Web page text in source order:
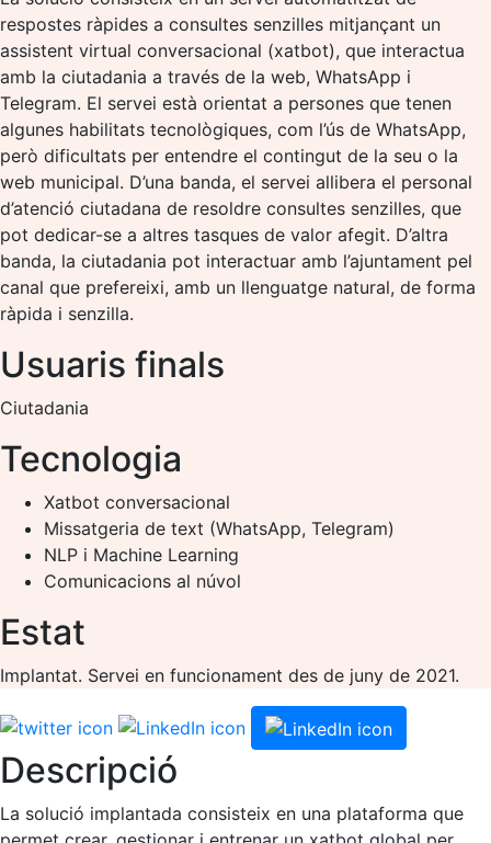
respostes ràpides a consultes senzilles mitjançant un
assistent virtual conversacional (xatbot), que interactua
amb la ciutadania a través de la web, WhatsApp i
Telegram. El servei està orientat a persones que tenen
algunes habilitats tecnològiques, com l’ús de WhatsApp,
però dificultats per entendre el contingut de la seu o la
web municipal. D’una banda, el servei allibera el personal
d’atenció ciutadana de resoldre consultes senzilles, que
pot dedicar-se a altres tasques de valor afegit. D’altra
banda, la ciutadania pot interactuar amb l’ajuntament pel
canal que prefereixi, amb un llenguatge natural, de forma
ràpida i senzilla.
Usuaris finals
Ciutadania
Tecnologia
Xatbot conversacional
Missatgeria de text (WhatsApp, Telegram)
NLP i Machine Learning
Comunicacions al núvol
Estat
Implantat. Servei en funcionament des de juny de 2021.
Descripció
La solució implantada consisteix en una plataforma que